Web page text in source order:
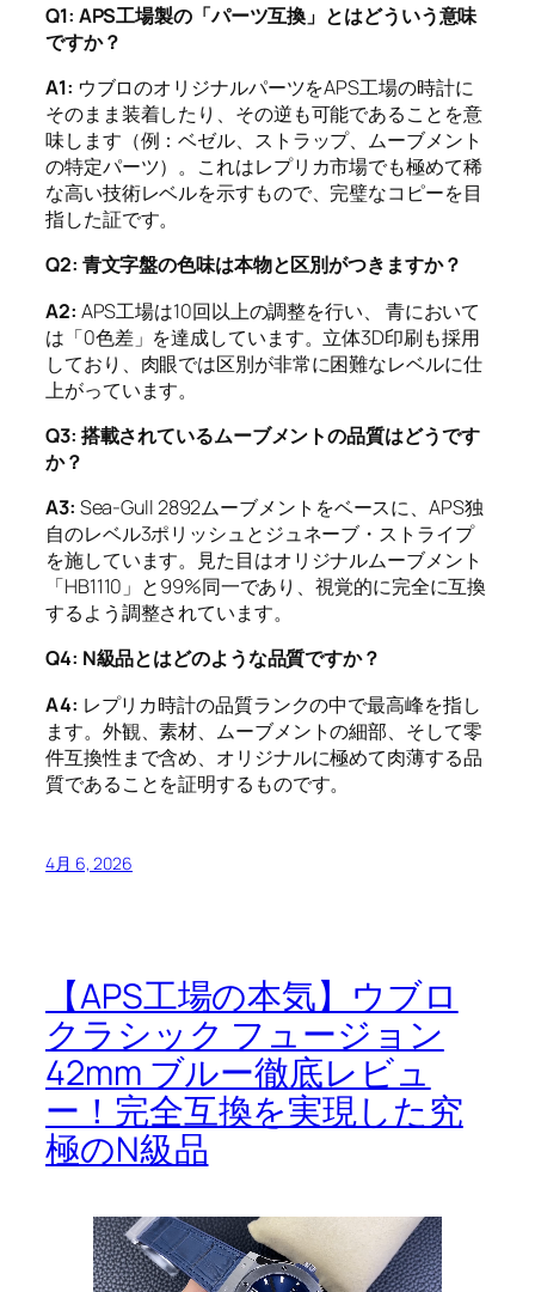
Q1: APS工場製の「パーツ互換」とはどういう意味
ですか？
A1: ウブロのオリジナルパーツをAPS工場の時計に
そのまま装着したり、その逆も可能であることを意
味します（例：ベゼル、ストラップ、ムーブメント
の特定パーツ）。これはレプリカ市場でも極めて稀
な高い技術レベルを示すもので、完璧なコピーを目
指した証です。
Q2: 青文字盤の色味は本物と区別がつきますか？
A2: APS工場は10回以上の調整を行い、 青において
は「0色差」を達成しています。立体3D印刷も採用
しており、肉眼では区別が非常に困難なレベルに仕
上がっています。
Q3: 搭載されているムーブメントの品質はどうです
か？
A3: Sea-Gull 2892ムーブメントをベースに、APS独
自のレベル3ポリッシュとジュネーブ・ストライプ
を施しています。見た目はオリジナルムーブメント
「HB1110」と99%同一であり、視覚的に完全に互換
するよう調整されています。
Q4: N級品とはどのような品質ですか？
A4: レプリカ時計の品質ランクの中で最高峰を指し
ます。外観、素材、ムーブメントの細部、そして零
件互換性まで含め、オリジナルに極めて肉薄する品
質であることを証明するものです。
4月 6, 2026
【APS工場の本気】ウブロ
クラシック フュージョン
42mm ブルー徹底レビュ
ー！完全互換を実現した究
極のN級品